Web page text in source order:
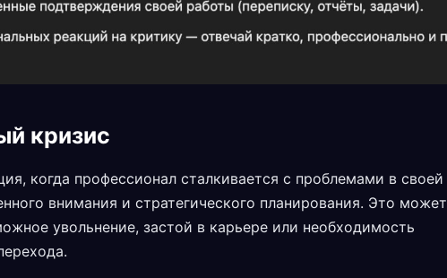
кризис
когда профессионал сталкивается с проблемами в своей
внимания и стратегического планирования. Это может
увольнение, застой в карьере или необходимость